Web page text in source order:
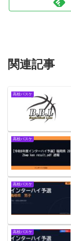
関連記事
高校バスケ
高校バスケ
高校バスケ
高校バスケ